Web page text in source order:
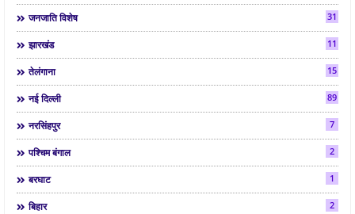
जनजाति विशेष 31
झारखंड 11
तेलंगाना 15
नई दिल्ली 89
नरसिंहपुर 7
पश्चिम बंगाल 2
बरघाट 1
बिहार 2